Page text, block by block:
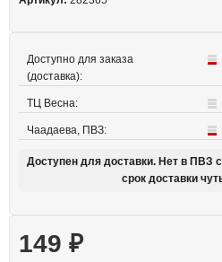
Доступно для заказа
(доставка):
ТЦ Весна:
Чаадаева, ПВЗ:
Доступен для доставки. Нет в ПВЗ
срок доставки
149 ₽